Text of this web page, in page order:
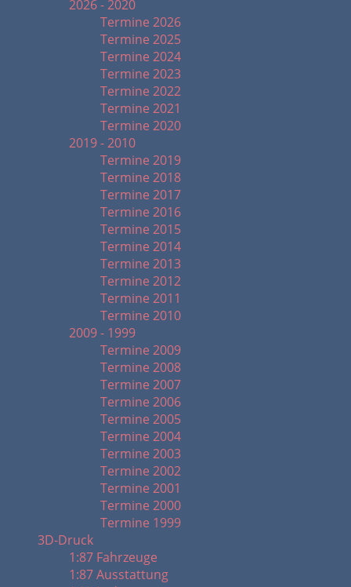
2026 - 2020
Termine 2026
Termine 2025
Termine 2024
Termine 2023
Termine 2022
Termine 2021
Termine 2020
2019 - 2010
Termine 2019
Termine 2018
Termine 2017
Termine 2016
Termine 2015
Termine 2014
Termine 2013
Termine 2012
Termine 2011
Termine 2010
2009 - 1999
Termine 2009
Termine 2008
Termine 2007
Termine 2006
Termine 2005
Termine 2004
Termine 2003
Termine 2002
Termine 2001
Termine 2000
Termine 1999
3D-Druck
1:87 Fahrzeuge
1:87 Ausstattung